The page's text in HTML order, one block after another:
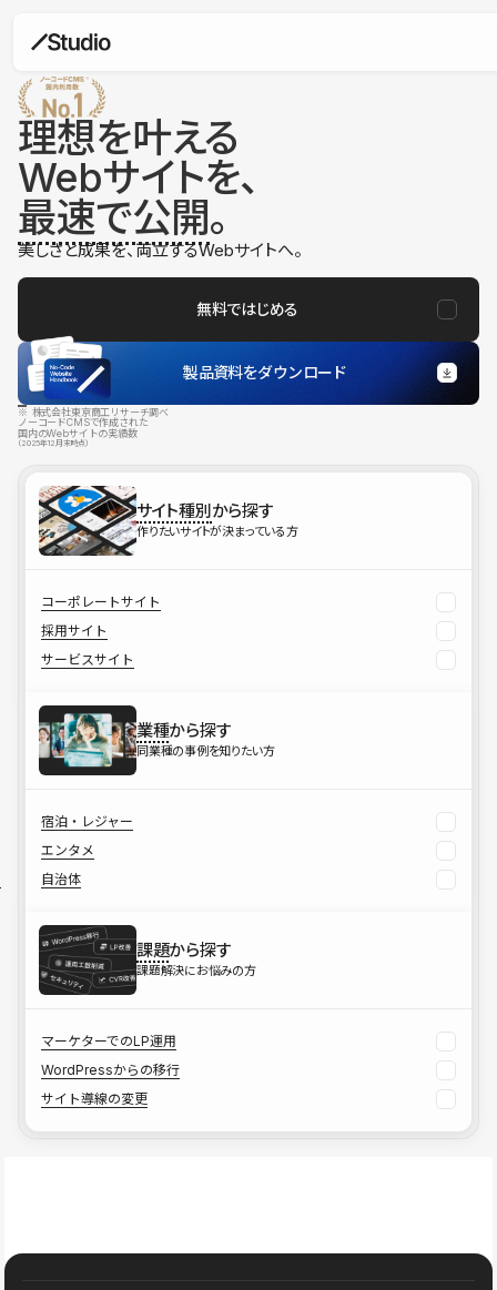
理想を叶える
Webサイトを、
最速で公開。
美しさと成果を、両立するWebサイトへ。
無料ではじめる
製品資料をダウンロード
※ 株式会社東京商工リサーチ調べ
ノーコードCMSで作成された
国内のWebサイトの実績数
（2025年12月末時点）
サイト種別から探す
作りたいサイトが決まっている方
コーポレートサイト
採用サイト
サービスサイト
業種から探す
同業種の事例を知りたい方
宿泊・レジャー
エンタメ
自治体
課題から探す
課題解決にお悩みの方
マーケターでのLP運用
WordPressからの移行
サイト導線の変更